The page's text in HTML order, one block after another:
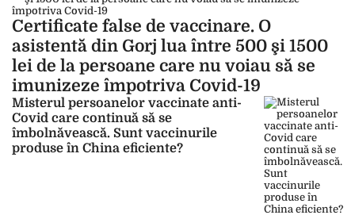
Certificate false de vaccinare. O
asistentă din Gorj lua între 500 şi 1500
lei de la persoane care nu voiau să se
imunizeze împotriva Covid-19
Misterul persoanelor vaccinate anti-
Covid care continuă să se
îmbolnăvească. Sunt vaccinurile
produse în China eficiente?